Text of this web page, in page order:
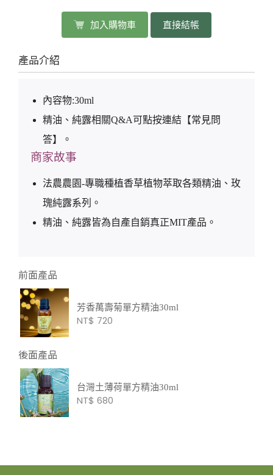
加入購物車 直接結帳
產品介紹
內容物:30ml
精油、純露相關Q&A可點按連結【常見問
答】。
商家故事
法農農園-專職種植香草植物萃取各類精油、玫
瑰純露系列。
精油、純露皆為自產自銷真正MIT產品。
前面產品
芳香萬壽菊單方精油30ml
NT$ 720
後面產品
台灣土薄荷單方精油30ml
NT$ 680